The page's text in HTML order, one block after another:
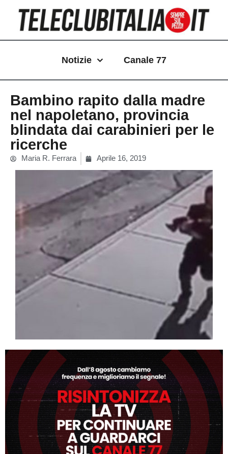
contenuto
Notizie Canale 77
Bambino rapito dalla madre
nel napoletano, provincia
blindata dai carabinieri per le
ricerche
Maria R. Ferrara Aprile 16, 2019